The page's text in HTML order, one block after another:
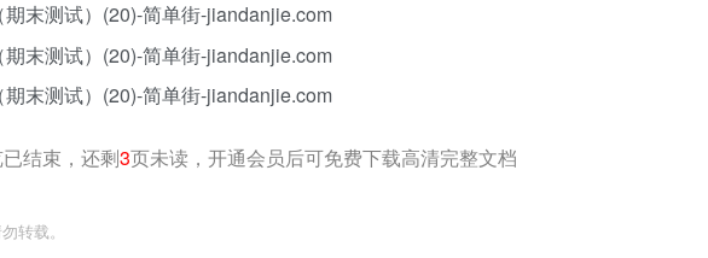
结束，还剩3页未读，开通会员后可免费下载高清完整文档
转载。